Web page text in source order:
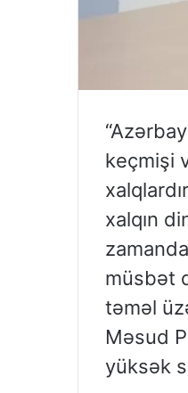
keçmişi
xalqın
müsbət
təməl
Məsud
yüksək